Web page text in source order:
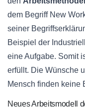
dem Begriff New
seiner
Beispiel der
eine Aufgabe. Somit
erfüllt. Die Wünsche
Mensch finden keine
Neues Arbeitsmodell